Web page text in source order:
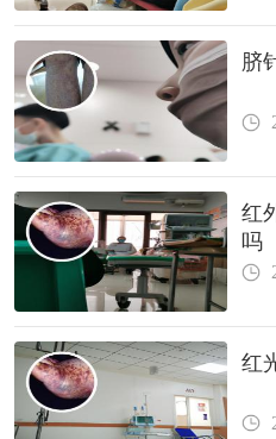
脐
红
吗
红